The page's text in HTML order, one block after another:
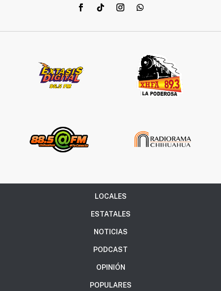
LOCALES
ESTATALES
NOTICIAS
PODCAST
OPINIÓN
POPULARES